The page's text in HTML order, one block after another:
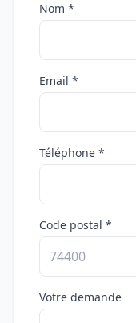
Nom *
Email *
Téléphone *
Code postal *
Votre demande